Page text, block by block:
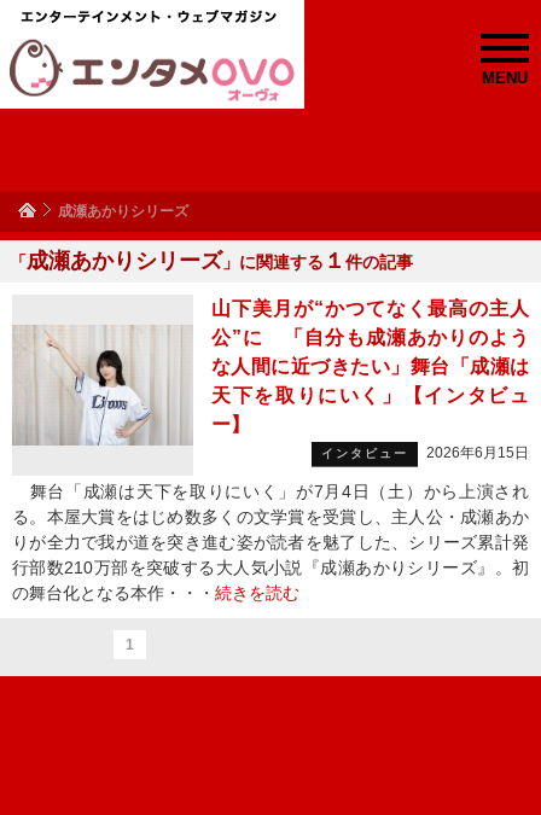
MENU
成瀬あかりシリーズ
「成瀬あかりシリーズ 」に関連する １ 件の記事
山下美月が“かつてなく最高の主人
公”に 「自分も成瀬あかりのよう
な人間に近づきたい」舞台「成瀬は
天下を取りにいく」【インタビュ
ー】
インタビュー 2026年6月15日
舞台「成瀬は天下を取りにいく」が7月4日（土）から上演され
る。本屋大賞をはじめ数多くの文学賞を受賞し、主人公・成瀬あか
りが全力で我が道を突き進む姿が読者を魅了した、シリーズ累計発
行部数210万部を突破する大人気小説『成瀬あかりシリーズ』。初
の舞台化となる本作・・・ 続きを読む
1